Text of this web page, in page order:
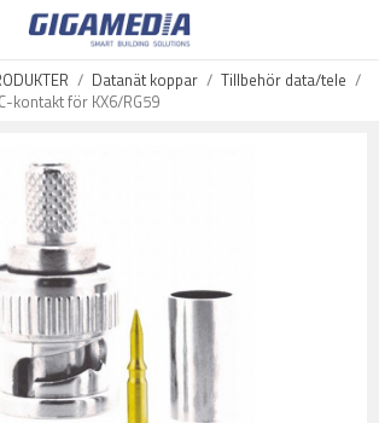
/ Datanät koppar / Tillbehör data/tele /
kontakt för KX6/RG59